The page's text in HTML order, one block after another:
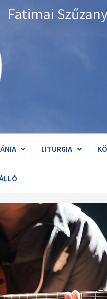
Fatimai
LITURGIA